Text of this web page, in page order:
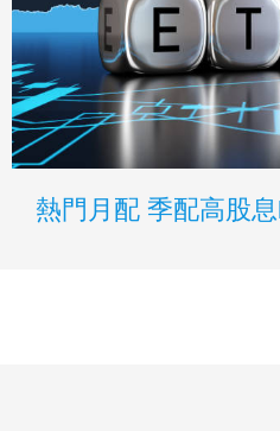
熱門月配 季配高股